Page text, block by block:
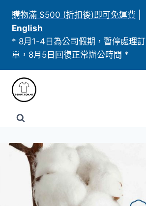
content
購物滿 $500 (折扣後)即可免運費
English
* 8月1-4日為公司假期，暫停處理訂
單，8月5日回復正常辦公時間 *